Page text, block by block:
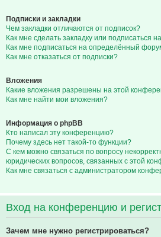
Подписки и закладки
Чем закладки отличаются от подписок?
Как мне сделать закладку или подписаться
Как мне подписаться на определённый
Как мне отказаться от подписки?
Вложения
Какие вложения разрешены на этой
Как мне найти мои вложения?
Информация о phpBB
Кто написал эту конференцию?
Почему здесь нет такой-то функции?
С кем можно связаться по вопросу
юридических вопросов, связанных с этой
Как мне связаться с администратором
Вход на конференцию и
Зачем мне нужно регистрироваться?